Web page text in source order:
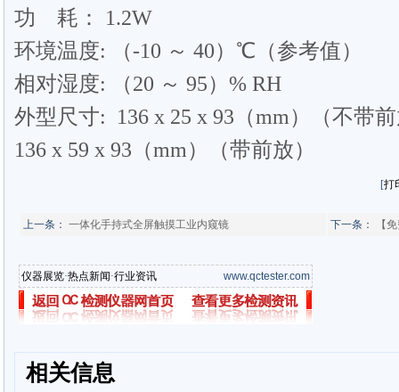
功 耗： 1.2W
环境温度: （-10 ～ 40）℃（参考值）
相对湿度: （20 ～ 95）% RH
外型尺寸: 136 x 25 x 93（mm）（不
136 x 59 x 93（mm）（带前放）
[打
上一条： 一体化手持式全屏触摸工业内窥镜 下一条： 【
仪器展览·热点新闻·行业资讯 www.qctester.com
相关信息